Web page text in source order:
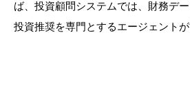
ば、投資顧問システムでは、財務デ
投資推奨を専門とするエージェントが